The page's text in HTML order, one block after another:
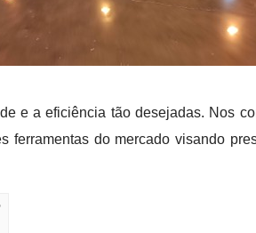
e a eficiência tão desejadas. Nos
ferramentas do mercado visando